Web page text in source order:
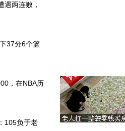
两连败，
37分6个篮
，在NBA历
105负于老